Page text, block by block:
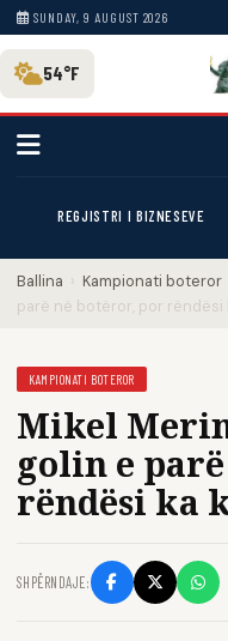
SUNDAY, 9 AUGUST 2026
54°F
REGJISTRI I BIZNESEVE
Ballina › Kampionati boteror
parë në botëror, por rëndësi
KAMPIONATI BOTEROR
Mikel
golin e
rëndësi ka
SHPËRNDAJE: